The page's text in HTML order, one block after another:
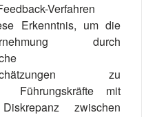
Verfahren
Erkenntnis, um die
durch
zu
Führungskräfte mit
zwischen